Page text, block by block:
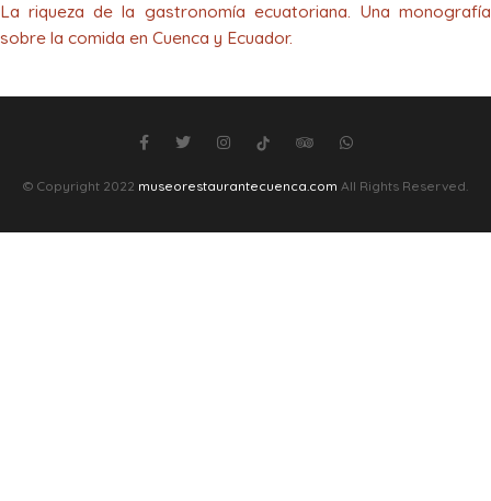
La riqueza de la gastronomía ecuatoriana. Una monografía
sobre la comida en Cuenca y Ecuador.
© Copyright 2022 museorestaurantecuenca.com All Rights Reserved.